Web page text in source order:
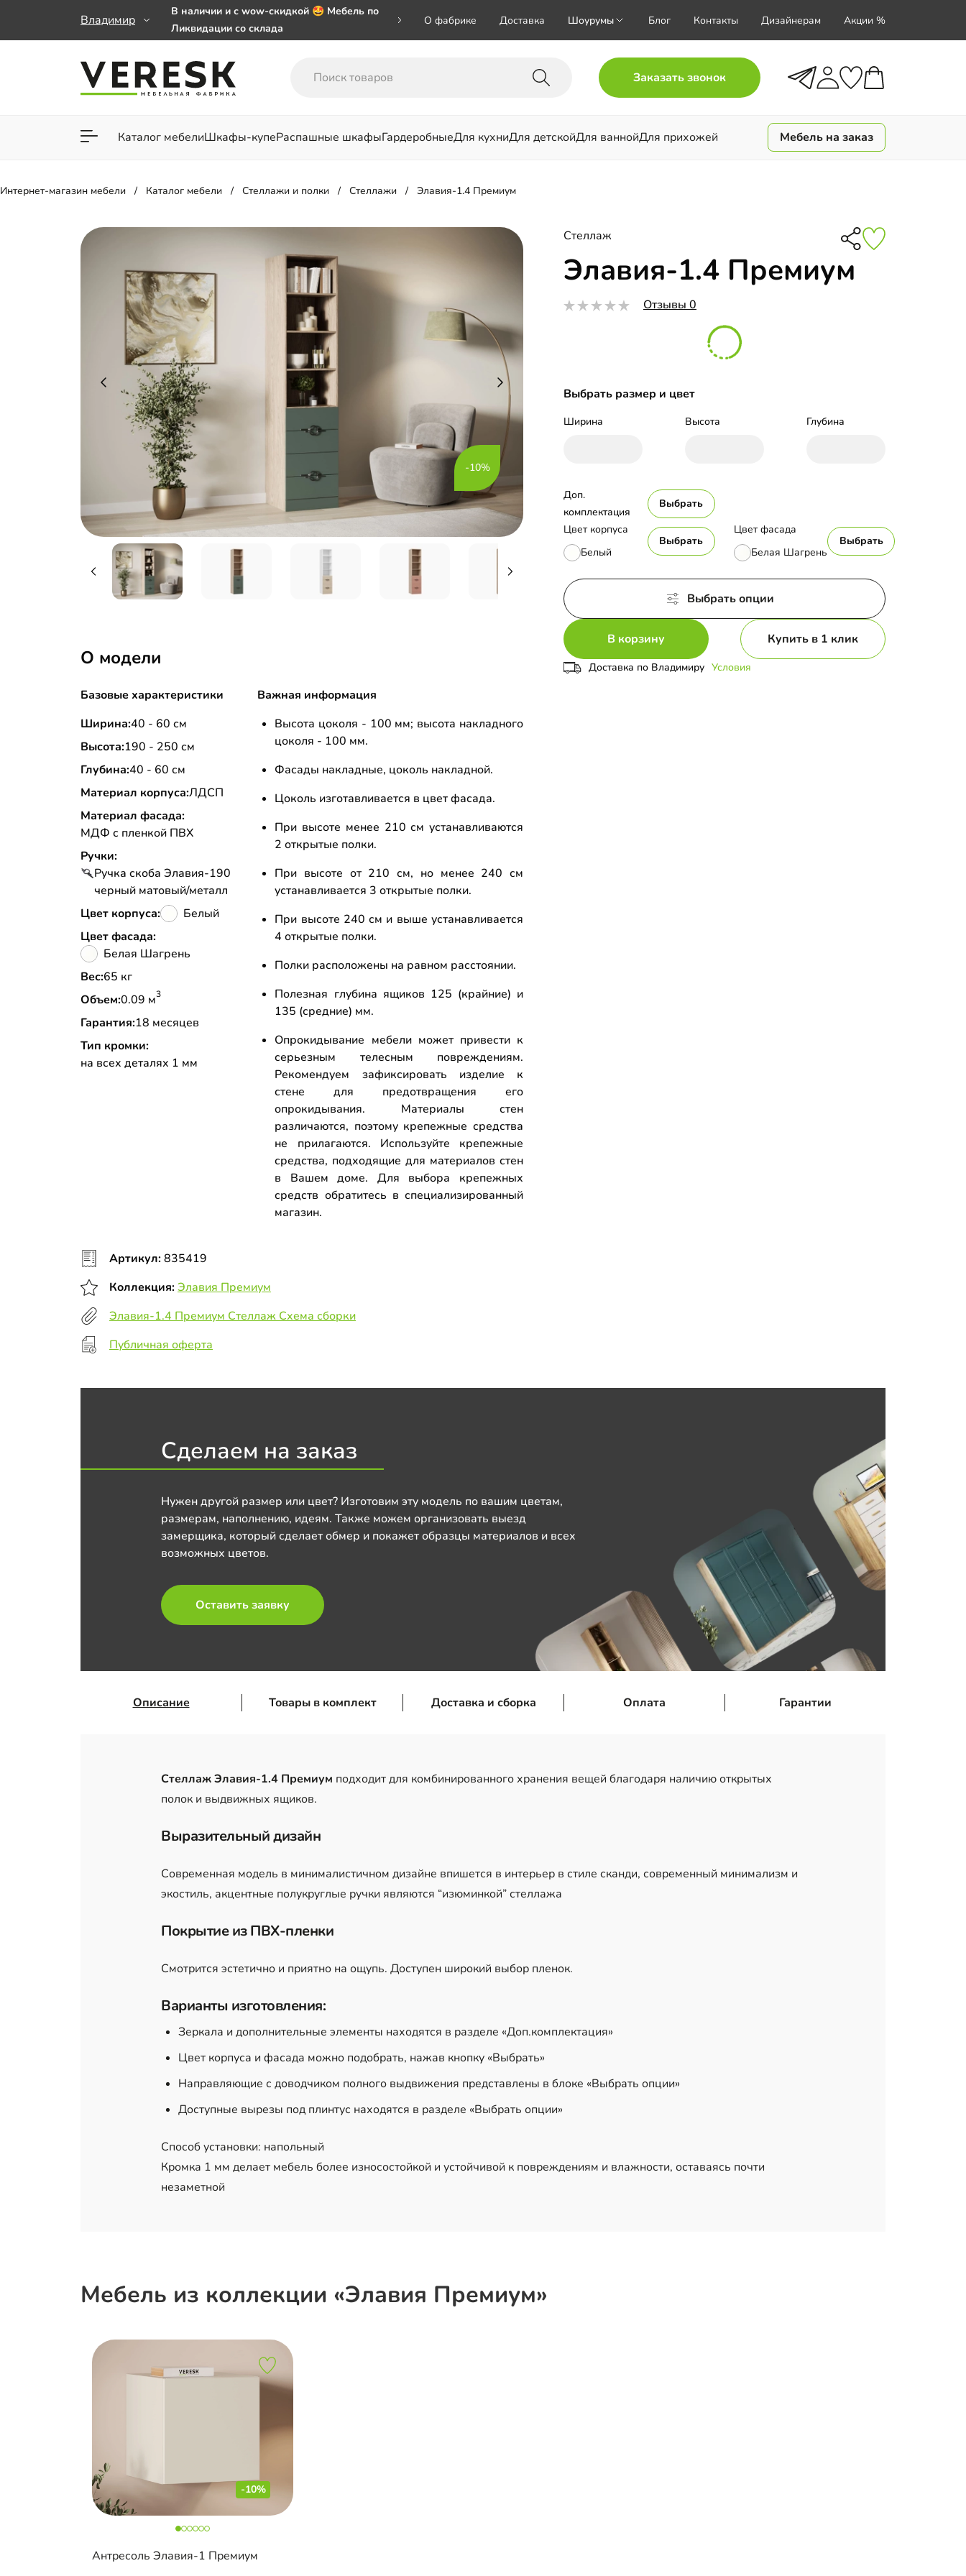
Владимир
В наличии и с wow-скидкой 🤩 Мебель по
Ликвидации со склада
заказе от 50 000 ₽
Важно! Наш Whatsapp переехал на номер
О фабрике Доставка Шоурумы Блог Контакты Дизайнерам Акции %
Заказать звонок
Каталог мебелиШкафы-купеРаспашные шкафыГардеробныеДля кухниДля детскойДля ваннойДля прихожей
Для гостиной Для спальни
Мебель на заказ
Интернет-магазин мебели Каталог мебели Стеллажи и полки Стеллажи Элавия-1.4 Премиум
-10%
Стеллаж
Элавия-1.4 Премиум
Отзывы 0
Выбрать размер и цвет
Ширина Высота Глубина
Цвет корпуса
Белый
Выбрать
Цвет фасада
Белая Шагрень
Выбрать
Доп.
комплектация
Выбрать
Выбрать опции
В корзину Купить в 1 клик
Доставка по Владимиру Условия
О модели
Базовые характеристики
Ширина:40 - 60 см
Высота:190 - 250 см
Глубина:40 - 60 см
Материал корпуса:ЛДСП
Материал фасада:
МДФ с пленкой ПВХ
Ручки:
Ручка скоба Элавия-190
черный матовый/металл
Цвет корпуса:
Белый
Цвет фасада:
Белая Шагрень
Вес:
65 кг
Объем:
0.09 м3
Гарантия:18 месяцев
Тип кромки:
на всех деталях 1 мм
Важная информация
Высота цоколя - 100 мм; высота накладного
цоколя - 100 мм.
Фасады накладные, цоколь накладной.
Цоколь изготавливается в цвет фасада.
При высоте менее 210 см устанавливаются
2 открытые полки.
При высоте от 210 см, но менее 240 см
устанавливается 3 открытые полки.
При высоте 240 см и выше устанавливается
4 открытые полки.
Полки расположены на равном расстоянии.
Полезная глубина ящиков 125 (крайние) и
135 (средние) мм.
Опрокидывание мебели может привести к
серьезным телесным повреждениям.
Рекомендуем зафиксировать изделие к
стене для предотвращения его
опрокидывания. Материалы стен
различаются, поэтому крепежные средства
не прилагаются. Используйте крепежные
средства, подходящие для материалов стен
в Вашем доме. Для выбора крепежных
средств обратитесь в специализированный
магазин.
Артикул:835419
Коллекция:Элавия Премиум
Элавия-1.4 Премиум Стеллаж Схема сборки
Публичная оферта
Сделаем на заказ
Нужен другой размер или цвет? Изготовим эту модель по вашим цветам,
размерам, наполнению, идеям. Также можем организовать выезд
замерщика, который сделает обмер и покажет образцы материалов и всех
возможных цветов.
Оставить заявку
Описание Товары в комплект Доставка и сборка Оплата Гарантии
Стеллаж Элавия-1.4 Премиум подходит для комбинированного хранения вещей благодаря наличию открытых
полок и выдвижных ящиков.
Выразительный дизайн
Современная модель в минималистичном дизайне впишется в интерьер в стиле сканди, современный минимализм и
экостиль, акцентные полукруглые ручки являются “изюминкой” стеллажа
Покрытие из ПВХ-пленки
Смотрится эстетично и приятно на ощупь. Доступен широкий выбор пленок.
Варианты изготовления:
Зеркала и дополнительные элементы находятся в разделе «Доп.комплектация»
Цвет корпуса и фасада можно подобрать, нажав кнопку «Выбрать»
Направляющие с доводчиком полного выдвижения представлены в блоке «Выбрать опции»
Доступные вырезы под плинтус находятся в разделе «Выбрать опции»
Способ установки: напольный
Кромка 1 мм делает мебель более износостойкой и устойчивой к повреждениям и влажности, оставаясь почти
незаметной
Мебель из коллекции «Элавия Премиум»
-10%
Антресоль Элавия-1 Премиум